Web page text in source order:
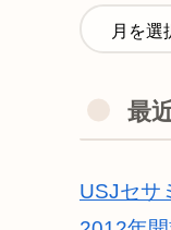
最
USJセサ